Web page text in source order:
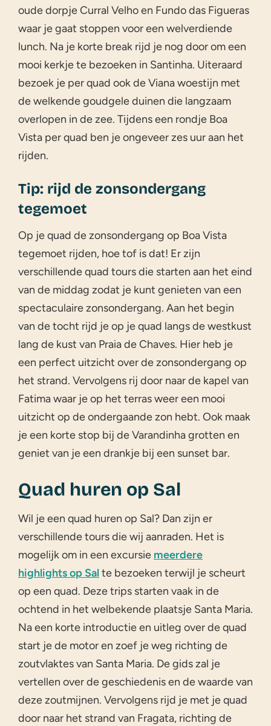
oude dorpje Curral Velho en Fundo das Figueras
waar je gaat stoppen voor een welverdiende
lunch. Na je korte break rijd je nog door om een
mooi kerkje te bezoeken in Santinha. Uiteraard
bezoek je per quad ook de Viana woestijn met
de welkende goudgele duinen die langzaam
overlopen in de zee. Tijdens een rondje Boa
Vista per quad ben je ongeveer zes uur aan het
rijden.
Tip: rijd de zonsondergang
tegemoet
Op je quad de zonsondergang op Boa Vista
tegemoet rijden, hoe tof is dat! Er zijn
verschillende quad tours die starten aan het eind
van de middag zodat je kunt genieten van een
spectaculaire zonsondergang. Aan het begin
van de tocht rijd je op je quad langs de westkust
lang de kust van Praia de Chaves. Hier heb je
een perfect uitzicht over de zonsondergang op
het strand. Vervolgens rij door naar de kapel van
Fatima waar je op het terras weer een mooi
uitzicht op de ondergaande zon hebt. Ook maak
je een korte stop bij de Varandinha grotten en
geniet van je een drankje bij een sunset bar.
Quad huren op Sal
Wil je een quad huren op Sal? Dan zijn er
verschillende tours die wij aanraden. Het is
mogelijk om in een excursie meerdere
highlights op Salte bezoeken terwijl je scheurt
op een quad. Deze trips starten vaak in de
ochtend in het welbekende plaatsje Santa Maria.
Na een korte introductie en uitleg over de quad
start je de motor en zoef je weg richting de
zoutvlaktes van Santa Maria. De gids zal je
vertellen over de geschiedenis en de waarde van
deze zoutmijnen. Vervolgens rijd je met je quad
door naar het strand van Fragata, richting de